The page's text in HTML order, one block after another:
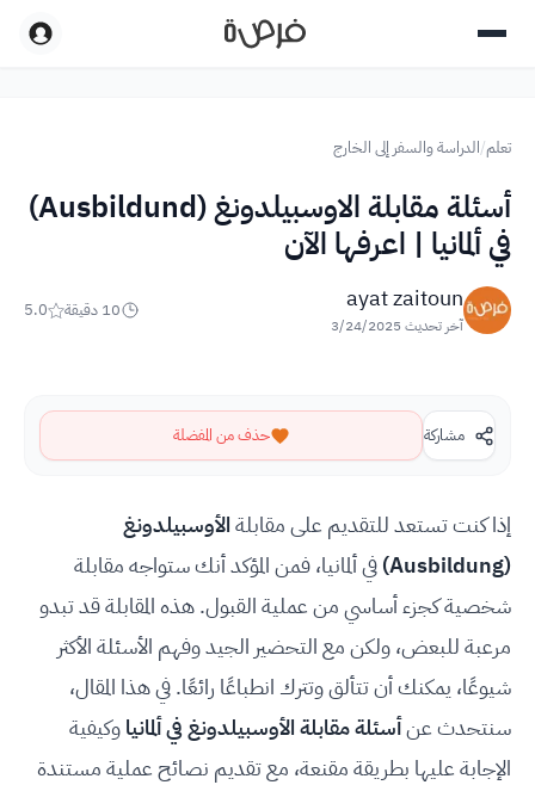
تعلم/الدراسة والسفر إلى الخارج
أسئلة مقابلة الاوسبيلدونغ (Ausbildund)
في ألمانيا | اعرفها الآن
ayat zaitoun
آخر تحديث 3/24/2025
10 دقيقة 5.0
مشاركة حذف من المفضلة
إذا كنت تستعد للتقديم على مقابلةالأوسبيلدونغ
(Ausbildung)
في ألمانيا، فمن المؤكد أنك ستواجه مقابلة
شخصية كجزء أساسي من عملية القبول. هذه المقابلة قد تبدو
مرعبة للبعض، ولكن مع التحضير الجيد وفهم الأسئلة الأكثر
شيوعًا، يمكنك أن تتألق وتترك انطباعًا رائعًا. في هذا المقال،
سنتحدث عنأسئلة مقابلة الأوسبيلدونغ في ألمانياوكيفية
الإجابة عليها بطريقة مقنعة، مع تقديم نصائح عملية مستندة